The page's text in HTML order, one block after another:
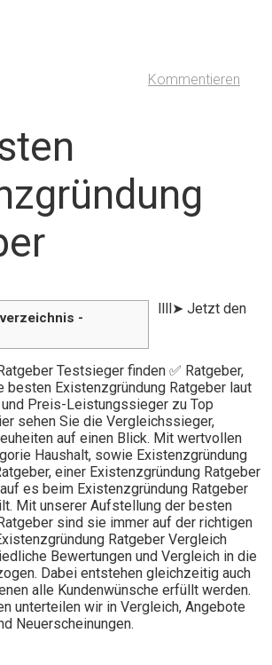
Kommentieren
-
llll➤ Jetzt den
Testsieger finden ✅ Ratgeber,
besten Existenzgründung Ratgeber laut
Preis-Leistungssieger zu Top
sehen Sie die Vergleichssieger,
auf einen Blick. Mit wertvollen
Haushalt, sowie Existenzgründung
einer Existenzgründung Ratgeber
es beim Existenzgründung Ratgeber
Mit unserer Aufstellung der besten
sind sie immer auf der richtigen
Ratgeber Vergleich
Bewertungen und Vergleich in die
Dabei entstehen gleichzeitig auch
alle Kundenwünsche erfüllt werden.
unterteilen wir in Vergleich, Angebote
Neuerscheinungen.